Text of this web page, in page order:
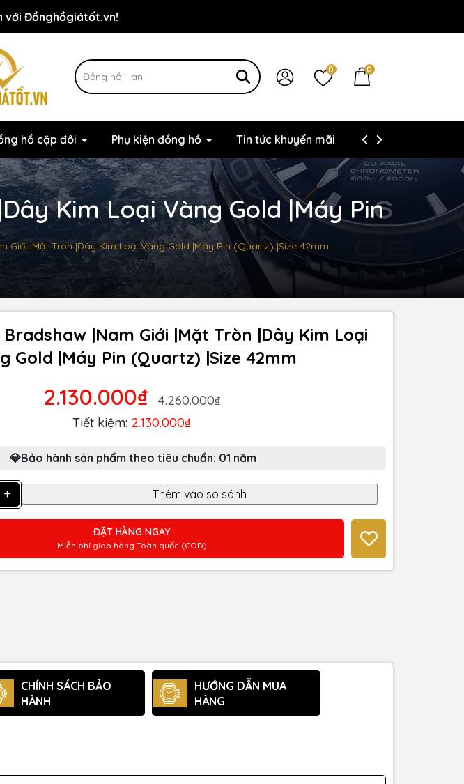
với Đồnghồgiátốt.vn!
mãi đang chờ đợi bạn
0 0
hồ cặp đôi Phụ kiện đồng hồ Tin tức khuyến mãi Thông tin liên hệ
Kim Loại Vàng Gold |Máy Pin
Giới |Mặt Tròn |Dây Kim Loại Vàng Gold |Máy Pin (Quartz) |Size 42mm
|Nam Giới |Mặt Tròn |Dây Kim Loại
Gold |Máy Pin (Quartz) |Size 42mm
2.130.000₫
4.260.000₫
Tiết kiệm: 2.130.000₫
💎Bảo hành sản phẩm theo tiêu chuẩn: 01 năm
+
ĐẶT HÀNG NGAY
Miễn phí giao hàng Toàn quốc (COD)
CHÍNH SÁCH BẢO
HÀNH
HƯỚNG DẪN MUA
HÀNG